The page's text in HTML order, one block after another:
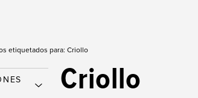
etiquetados para: Criollo
Criollo